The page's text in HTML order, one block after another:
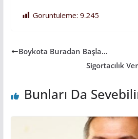
Goruntuleme: 9.245
Boykota Buradan Başla…
Sigortacılık
Bunları Da